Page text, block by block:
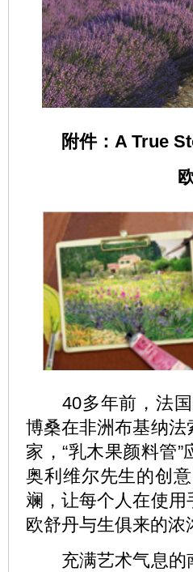
附件：A True
40多年前，法国
博桑在非洲布基纳
家，“乳木果颜料管
奥利维尔先生的创
斓，让每个人在使
欧舒丹与生俱来的浓
充满艺术气息的